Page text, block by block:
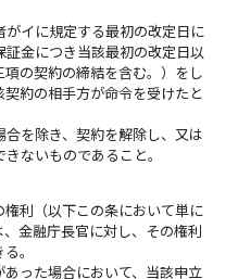
がイに規定する最初の改定日に
金につき当該最初の改定日以
の契約の締結を含む。）をし
約の相手方が命令を受けたと
を除き、契約を解除し、又は
ないものであること。
権利（以下この条において単に
、金融庁長官に対し、その権利
。
った場合において、当該申立